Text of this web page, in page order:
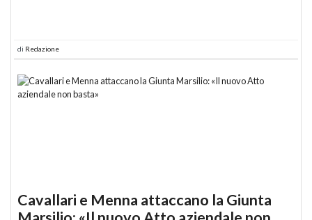
di Redazione
Cavallari e Menna attaccano la Giunta